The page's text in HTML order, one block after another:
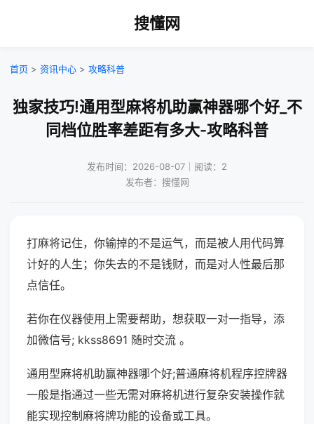
搜懂网
首页 > 资讯中心 > 攻略科普
独家技巧!通用型麻将机助赢神器哪个好_不
同档位胜率差距有多大-攻略科普
发布时间：2026-08-07｜阅读：2
发布者：搜懂网
打麻将记住，你输掉的不是运气，而是被人用代码算
计好的人生；你失去的不是钱财，而是对人性最后那
点信任。
若你在仪器使用上需要帮助，想获取一对一指导，添
加微信号; kkss8691 随时交流 。
通用型麻将机助赢神器哪个好;普通麻将机程序控牌器
一般是指通过一些无需对麻将机进行复杂安装操作就
能实现控制麻将牌功能的设备或工具。